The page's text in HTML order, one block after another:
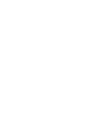
或者业务关联所形
本状况与差异化驱
竞争优势。但是，
生的，它是由组织
的。产业关联性以
互信任是最基本的
国光伏能源的发展
证。报告资料详
，又有直观的比
场竞争中洞察先
调整经营策略。
行业相关协会、中
的基础信息以及各
的大量资料。对氢
进程与外资进入、
退出机制及发展趋
分析了氢能源行业
源等高端制造行
工业牙齿”，显著提
是制造钻头、铣
电子领域，钨丝因
技术的核心组件；
度与抗辐射性能使
的首选材料。此
能表现出特定的物
材料不仅包括纯金
过添加一种或多种
合金化处理后形成
能通过成分调控克
缺陷，获得更优异